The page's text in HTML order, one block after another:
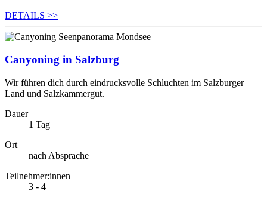
DETAILS >>
Canyoning in Salzburg
Wir führen dich durch eindrucksvolle Schluchten im Salzburger
Land und Salzkammergut.
Dauer
1 Tag
Ort
nach Absprache
Teilnehmer:innen
3 - 4